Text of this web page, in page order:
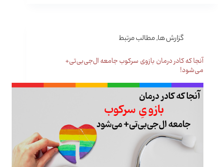
گزارش ها,مطالب مرتبط
آنجا که کادر درمان بازوی سرکوب جامعه ال‌جی‌بی‌تی‌+
می‌شود!